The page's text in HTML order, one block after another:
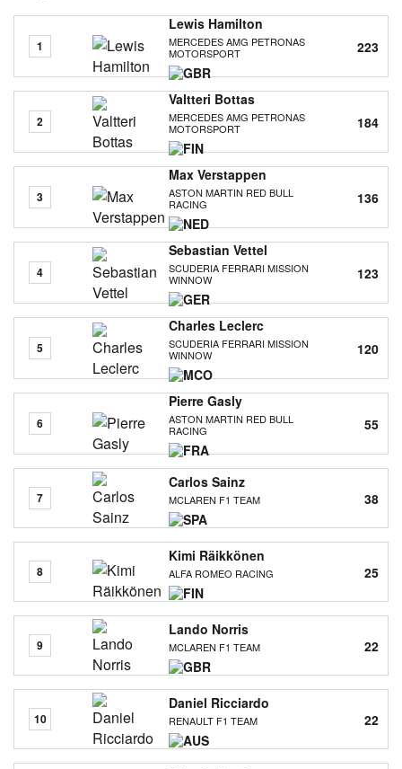
1
Lewis Hamilton
MERCEDES AMG PETRONAS
MOTORSPORT
223
2
Valtteri Bottas
MERCEDES AMG PETRONAS
MOTORSPORT
184
3
Max Verstappen
ASTON MARTIN RED BULL
RACING
136
4
Sebastian Vettel
SCUDERIA FERRARI MISSION
WINNOW
123
5
Charles Leclerc
SCUDERIA FERRARI MISSION
WINNOW
120
6
Pierre Gasly
ASTON MARTIN RED BULL
RACING
55
7
Carlos Sainz
MCLAREN F1 TEAM 38
8
Kimi Räikkönen
ALFA ROMEO RACING 25
9
Lando Norris
MCLAREN F1 TEAM 22
10
Daniel Ricciardo
RENAULT F1 TEAM 22